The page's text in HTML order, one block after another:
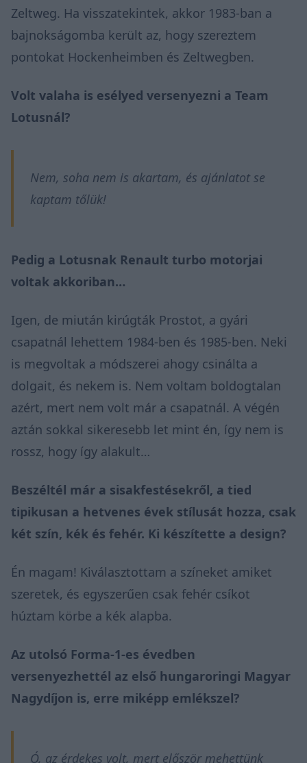
Zeltweg. Ha visszatekintek, akkor 1983-ban a
bajnokságomba került az, hogy szereztem
pontokat Hockenheimben és Zeltwegben.
Volt valaha is esélyed versenyezni a Team
Lotusnál?
Nem, soha nem is akartam, és ajánlatot se
kaptam tőlük!
Pedig a Lotusnak Renault turbo motorjai
voltak akkoriban…
Igen, de miután kirúgták Prostot, a gyári
csapatnál lehettem 1984-ben és 1985-ben. Neki
is megvoltak a módszerei ahogy csinálta a
dolgait, és nekem is. Nem voltam boldogtalan
azért, mert nem volt már a csapatnál. A végén
aztán sokkal sikeresebb let mint én, így nem is
rossz, hogy így alakult…
Beszéltél már a sisakfestésekről, a tied
tipikusan a hetvenes évek stílusát hozza, csak
két szín, kék és fehér. Ki készítette a design?
Én magam! Kiválasztottam a színeket amiket
szeretek, és egyszerűen csak fehér csíkot
húztam körbe a kék alapba.
Az utolsó Forma-1-es évedben
versenyezhettél az első hungaroringi Magyar
Nagydíjon is, erre miképp emlékszel?
Ó, az érdekes volt, mert először mehettünk